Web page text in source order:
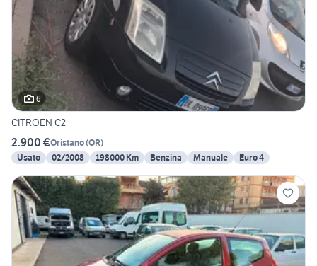
6
CITROEN C2
2.900 €Oristano(OR)
Usato
02/2008 198000 Km Benzina Manuale Euro 4